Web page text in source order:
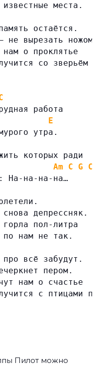
места.
остаётся.
не вырезать ножом.
о проклятье
со зверьём
работа
E
утра.
которых ради
Am C G C
На-на-на-на…
депрессняк.
пол-литра
по нам не так.
всё забудут.
пером.
нам о счастье
с птицами
Пилот можно